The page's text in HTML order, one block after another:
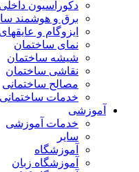
دکوراسیون داخلی
برق و هوشمند
ایزوگام و
نمای ساختمان
شیشه ساختمان
نقاشی ساختمان
مصالح ساختمانی
خدمات ساختمانی
آموزشی
خدمات آموزشی
سایر
آموزشگاه
آموزشگاه زبان